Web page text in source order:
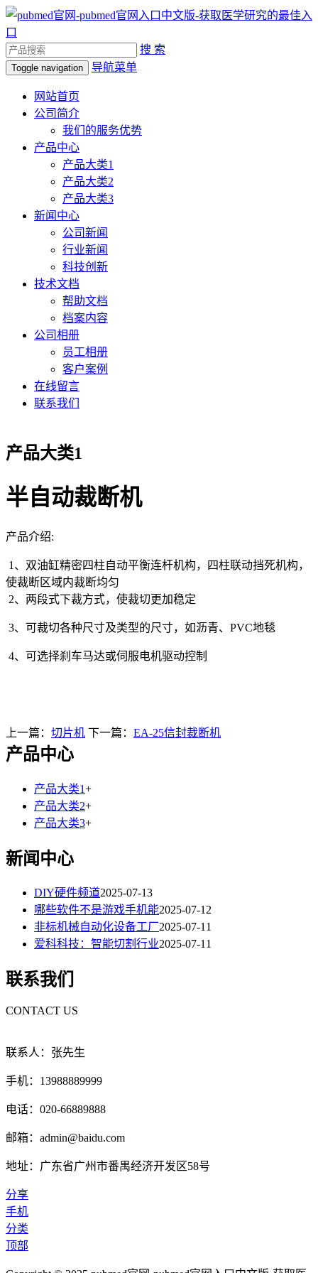
搜 索
Toggle navigation 导航菜单
网站首页
公司简介
我们的服务优势
产品中心
产品大类1
产品大类2
产品大类3
新闻中心
公司新闻
行业新闻
科技创新
技术文档
帮助文档
档案内容
公司相册
员工相册
客户案例
在线留言
联系我们
产品大类1
半自动裁断机
产品介绍:
1、双油缸精密四柱自动平衡连杆机构，四柱联动挡死机构，
使裁断区域内裁断均匀
2、两段式下裁方式，使裁切更加稳定
3、可裁切各种尺寸及类型的尺寸，如沥青、PVC地毯
4、可选择刹车马达或伺服电机驱动控制
上一篇： 切片机 下一篇： EA-25信封裁断机
产品中心
产品大类1+
产品大类2+
产品大类3+
新闻中心
DIY硬件频道2025-07-13
哪些软件不是游戏手机能2025-07-12
非标机械自动化设备工厂2025-07-11
爱科科技：智能切割行业2025-07-11
联系我们
CONTACT US
联系人：张先生
手机：13988889999
电话：020-66889888
邮箱：admin@baidu.com
地址：广东省广州市番禺经济开发区58号
分享
手机
分类
顶部